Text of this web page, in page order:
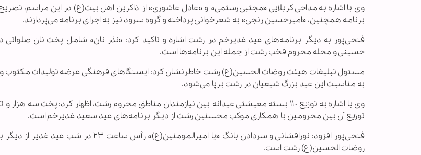
وی با اشاره به مداحی کربلایی «مجتبی رستمی» و «عادل عاشوری» از ذاکرین اهل بیت(ع) در این مراسم، تصریح
برنامه همچنین، «امیرحسین رنجی» به شعرخوانی پرداخته و گروه سرود نیز به اجرای برنامه می‌پردازند.
فتحی‌پور به دیگر برنامه‌های عید غدیرخم در رشت اشاره و تاکید کرد: «نذر نان» شامل پخت نان صلواتی
حسینی و محله محروم فخب رشت از جمله این برنامه‌ها است.
مسئول تبلیغات هیئت روضات الحسین(ع) رشت خاطرنشان کرد: ایستگاهای فرهنگی عرضه تولیدات مکتوب و
به مناسبت این عید بزرگ شیعیان در رشت برپا می‌شود.
توزیع آن بین محرومین با همکاری موکب محسنین رشت از دیگر برنامه‌های عید سعید غدیرخم است.
فتحی‌پور افزود: نورافشانی و سردادن بانگ «یا امیرالمومنین(ع)» رأس
روضات الحسین(ع) رشت است.